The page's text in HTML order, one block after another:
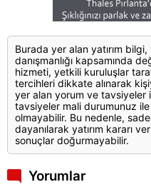
Burada yer alan yatırım
danışmanlığı kapsamında
hizmeti, yetkili kuruluşlar
tercihleri dikkate alınarak
yer alan yorum ve tavsiyeler
tavsiyeler mali durumunuz
olmayabilir. Bu nedenle,
dayanılarak yatırım kararı
sonuçlar doğurmayabilir.
Yorumlar